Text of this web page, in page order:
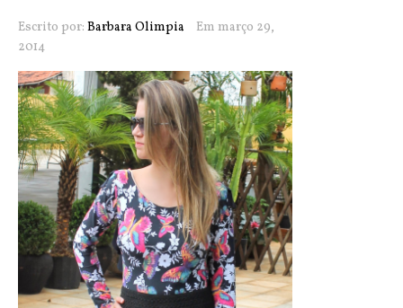
Escrito por: Barbara Olimpia
Em março 29,
2014